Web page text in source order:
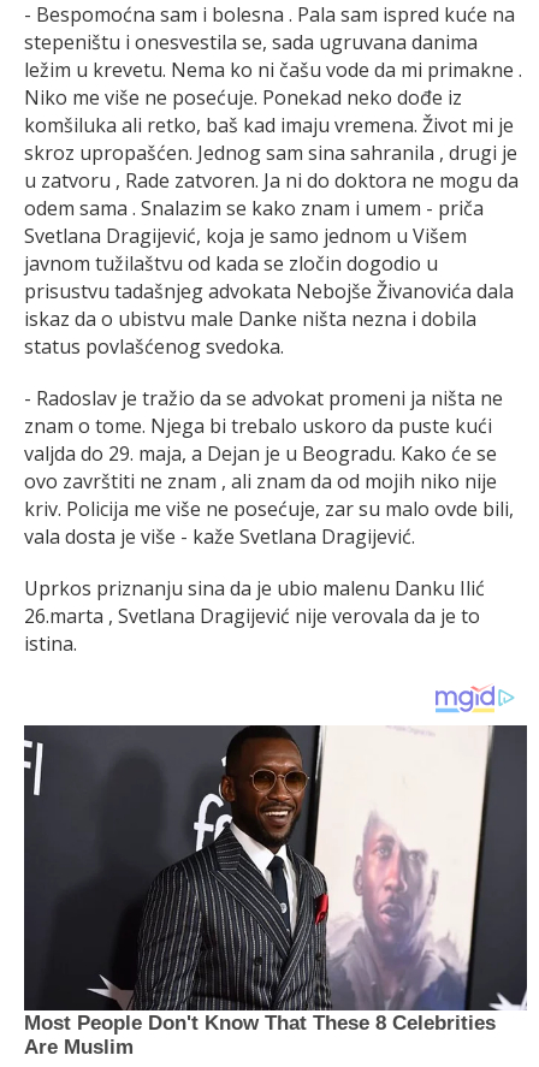
- Bespomoćna sam i bolesna . Pala sam ispred kuće na
stepeništu i onesvestila se, sada ugruvana danima
ležim u krevetu. Nema ko ni čašu vode da mi primakne .
Niko me više ne posećuje. Ponekad neko dođe iz
komšiluka ali retko, baš kad imaju vremena. Život mi je
skroz upropašćen. Jednog sam sina sahranila , drugi je
u zatvoru , Rade zatvoren. Ja ni do doktora ne mogu da
odem sama . Snalazim se kako znam i umem - priča
Svetlana Dragijević, koja je samo jednom u Višem
javnom tužilaštvu od kada se zločin dogodio u
prisustvu tadašnjeg advokata Nebojše Živanovića dala
iskaz da o ubistvu male Danke ništa nezna i dobila
status povlašćenog svedoka.
- Radoslav je tražio da se advokat promeni ja ništa ne
znam o tome. Njega bi trebalo uskoro da puste kući
valjda do 29. maja, a Dejan je u Beogradu. Kako će se
ovo završtiti ne znam , ali znam da od mojih niko nije
kriv. Policija me više ne posećuje, zar su malo ovde bili,
vala dosta je više - kaže Svetlana Dragijević.
Uprkos priznanju sina da je ubio malenu Danku Ilić
26.marta , Svetlana Dragijević nije verovala da je to
istina.